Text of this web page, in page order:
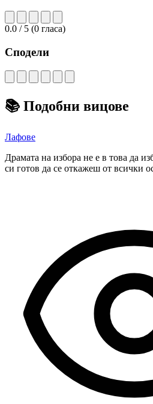
0.0 / 5 (0 гласа)
Сподели
📚 Подобни вицове
Лафове
Драмата на избора не е в това да
си готов да се откажеш от всички